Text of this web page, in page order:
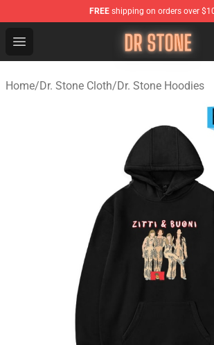
FREE shipping on orders over
Open menu
Dr Stone Store - Official Dr Stone
Home/Dr. Stone Cloth/Dr. Stone Hoodies